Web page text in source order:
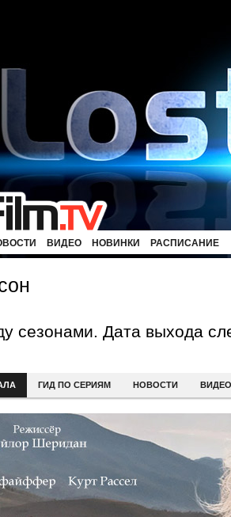
ВИДЕО НОВИНКИ РАСПИСАНИЕ
сезонами. Дата выхода
ГИД ПО СЕРИЯМ НОВОСТИ ВИДЕО